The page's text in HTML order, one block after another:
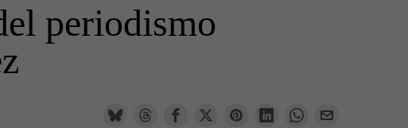
periodismo